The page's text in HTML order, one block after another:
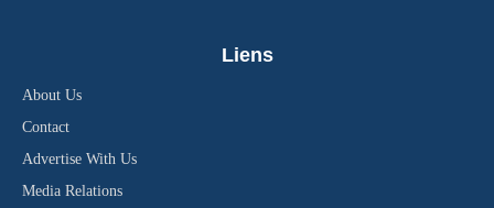
Liens
About Us
Contact
Advertise With Us
Media Relations